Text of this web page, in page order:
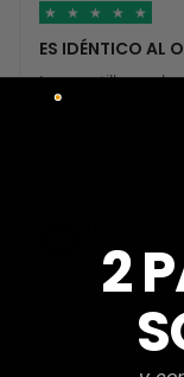
★ ★ ★ ★ ★
ES IDÉNTICO AL
Las zapatillas me
blancas y han
ahora solo
Aura
Reseña en
Al principio
Al principio tenía
2